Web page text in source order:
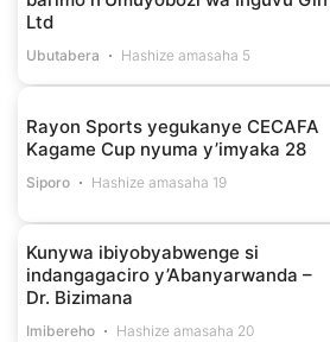
Ltd
Ubutabera Hashize amasaha 5
Rayon Sports yegukanye CECAFA
Kagame Cup nyuma y’imyaka 28
Siporo Hashize amasaha 19
Kunywa ibiyobyabwenge si
indangagaciro y’Abanyarwanda –
Dr. Bizimana
Imibereho Hashize amasaha 20